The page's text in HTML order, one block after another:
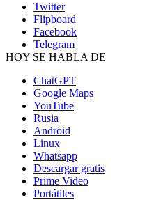
Twitter
Flipboard
Facebook
Telegram
HOY SE HABLA DE
ChatGPT
Google Maps
YouTube
Rusia
Android
Linux
Whatsapp
Descargar gratis
Prime Video
Portátiles